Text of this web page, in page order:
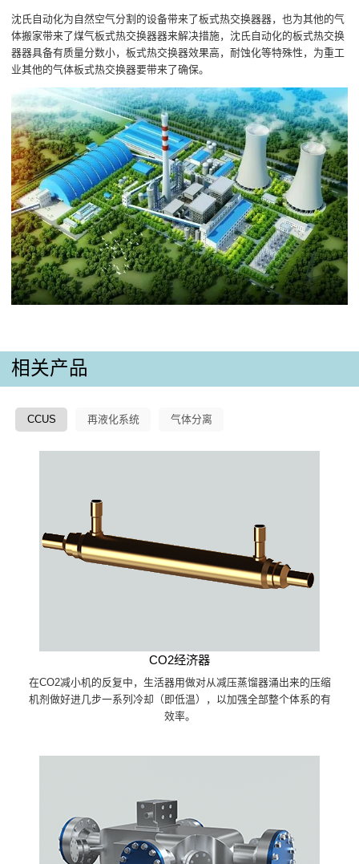
沈氏自动化为自然空气分割的设备带来了板式热交换器器，也为其他的气
体搬家带来了煤气板式热交换器器来解决措施，沈氏自动化的板式热交换
器器具备有质量分数小，板式热交换器效果高，耐蚀化等特殊性，为重工
业其他的气体板式热交换器要带来了确保。
相关产品
CCUS 再液化系统 气体分离
CO2经济器
在CO2减小机的反复中，生活器用做对从减压蒸馏器涌出来的压缩
机剂做好进几步一系列冷却（即低温），以加强全部整个体系的有
效率。